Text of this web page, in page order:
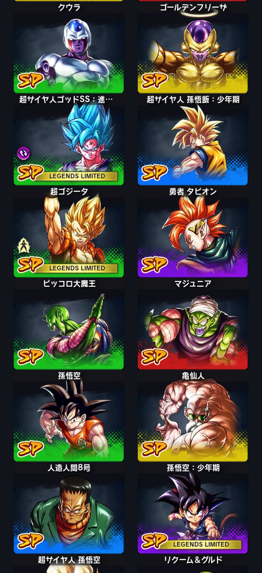
クウラ ゴールデンフリーザ
LEGENDS LIMITED
超サイヤ人ゴッドSS：進化＆超サイヤ人ゴッドSS界王拳 ベジータ＆孫悟空
超サイヤ人ゴッドSS：進化＆超サイヤ人ゴッドSS界王拳 ベジータ＆孫悟空 超サイヤ人 孫悟飯：少年期
LEGENDS LIMITED
パイクーハン
超ゴジータ 勇者 タピオン
ピッコロ大魔王 マジュニア
孫悟空 亀仙人
人造人間8号
LEGENDS LIMITED
孫悟空：少年期
超サイヤ人 孫悟空 リクーム＆グルド
リクーム＆グルド